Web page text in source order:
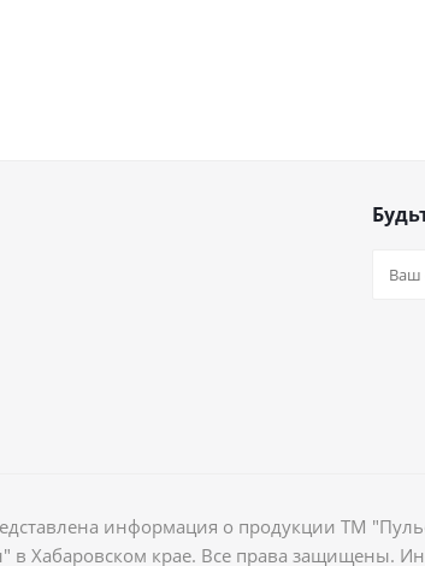
информация о продукции ТМ
Хабаровском крае. Все права защищены.